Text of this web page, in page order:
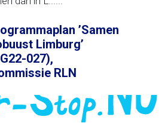
’Samen
Limburg’
027),
RLN